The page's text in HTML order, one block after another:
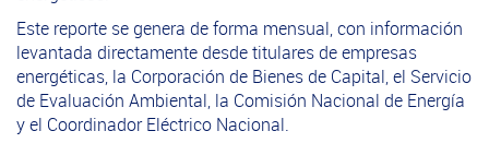
Este reporte se genera de forma mensual, con información
levantada directamente desde titulares de empresas
energéticas, la Corporación de Bienes de Capital, el Servicio
de Evaluación Ambiental, la Comisión Nacional de Energía
y el Coordinador Eléctrico Nacional.